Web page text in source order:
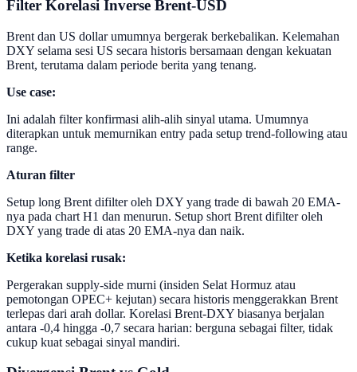
Filter Korelasi Inverse Brent-USD
Brent dan US dollar umumnya bergerak berkebalikan. Kelemahan
DXY selama sesi US secara historis bersamaan dengan kekuatan
Brent, terutama dalam periode berita yang tenang.
Use case:
Ini adalah filter konfirmasi alih-alih sinyal utama. Umumnya
diterapkan untuk memurnikan entry pada setup trend-following atau
range.
Aturan filter
Setup long Brent difilter oleh DXY yang trade di bawah 20 EMA-
nya pada chart H1 dan menurun. Setup short Brent difilter oleh
DXY yang trade di atas 20 EMA-nya dan naik.
Ketika korelasi rusak:
Pergerakan supply-side murni (insiden Selat Hormuz atau
pemotongan OPEC+ kejutan) secara historis menggerakkan Brent
terlepas dari arah dollar. Korelasi Brent-DXY biasanya berjalan
antara -0,4 hingga -0,7 secara harian: berguna sebagai filter, tidak
cukup kuat sebagai sinyal mandiri.